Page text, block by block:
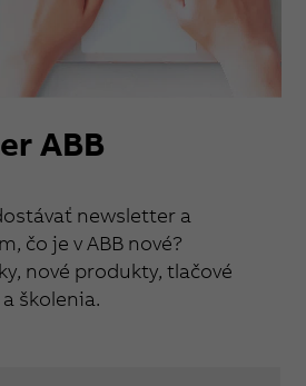
ABB
newsletter a
čo je v ABB nové?
nové produkty, tlačové
školenia.